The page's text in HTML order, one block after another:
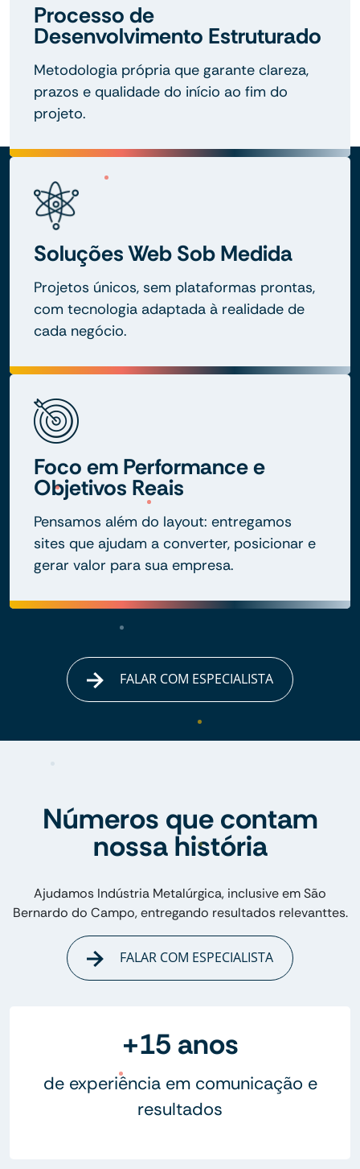
Processo de
Desenvolvimento Estruturado
Metodologia própria que garante clareza,
prazos e qualidade do início ao fim do
projeto.
Soluções Web Sob Medida
Projetos únicos, sem plataformas prontas,
com tecnologia adaptada à realidade de
cada negócio.
Foco em Performance e
Objetivos Reais
Pensamos além do layout: entregamos
sites que ajudam a converter, posicionar e
gerar valor para sua empresa.
FALAR COM ESPECIALISTA
Números que contam
nossa história
Ajudamos Indústria Metalúrgica, inclusive em São
Bernardo do Campo, entregando resultados relevanttes.
FALAR COM ESPECIALISTA
+15 anos
de experiência em comunicação e
resultados